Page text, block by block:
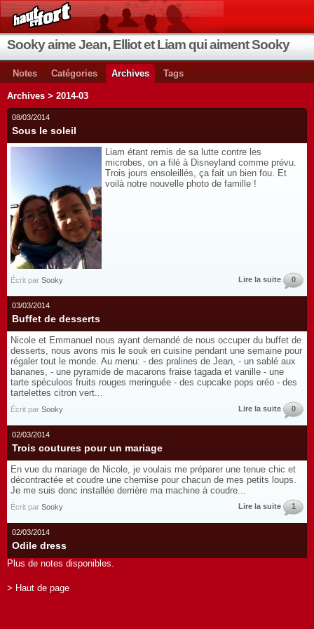
Notes Catégories Archives Tags
Archives > 2014-03
08/03/2014
Sous le soleil
Liam étant remis de sa lutte contre les
microbes, on a filé à Disneyland comme prévu.
Trois jours ensoleillés, ça fait un bien fou. Et
voilà notre nouvelle photo de famille !
Écrit par Sooky Lire la suite 0
03/03/2014
Buffet de desserts
Nicole et Emmanuel nous ayant demandé de nous occuper du buffet de
desserts, nous avons mis le souk en cuisine pendant une semaine pour
régaler tout le monde. Au menu: - des pralines de Jean, - un sablé aux
bananes, - une pyramide de macarons fraise tagada et vanille - une
tarte spéculoos fruits rouges meringuée - des cupcake pops oréo - des
tartelettes citron vert...
Écrit par Sooky Lire la suite 0
02/03/2014
Trois coutures pour un mariage
En vue du mariage de Nicole, je voulais me préparer une tenue chic et
décontractée et coudre une chemise pour chacun de mes petits loups.
Je me suis donc installée derrière ma machine à coudre...
Écrit par Sooky Lire la suite 1
02/03/2014
Odile dress
Plus de notes disponibles.
> Haut de page